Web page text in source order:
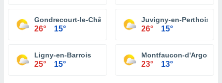
Gondrecourt-le-Château
26° 15°
Juvigny-en-Perthois
26° 15°
Ligny-en-Barrois
25° 15°
Montfaucon-d'Argonne
23° 13°